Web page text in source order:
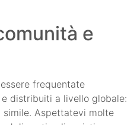
e
frequentate
distribuiti a livello globale:
simile. Aspettatevi molte